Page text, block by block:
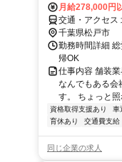
月給278,000円
交通・アクセ
千葉県松戸市
勤務時間詳細
帰OK
仕事内容 舗装
なんでもある会
す。 ちょっと
資格取得支援あり 車
育休あり
交通費支給
同じ企業の求人